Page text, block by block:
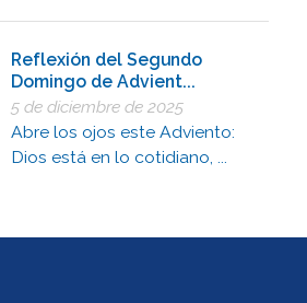
Reflexión del Segundo
Domingo de Advient...
5 de diciembre de 2025
Abre los ojos este Adviento:
Dios está en lo cotidiano, ...